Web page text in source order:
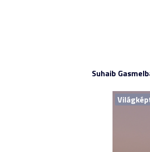
Suhaib